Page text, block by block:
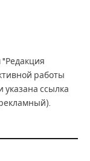
работы
указана ссылка